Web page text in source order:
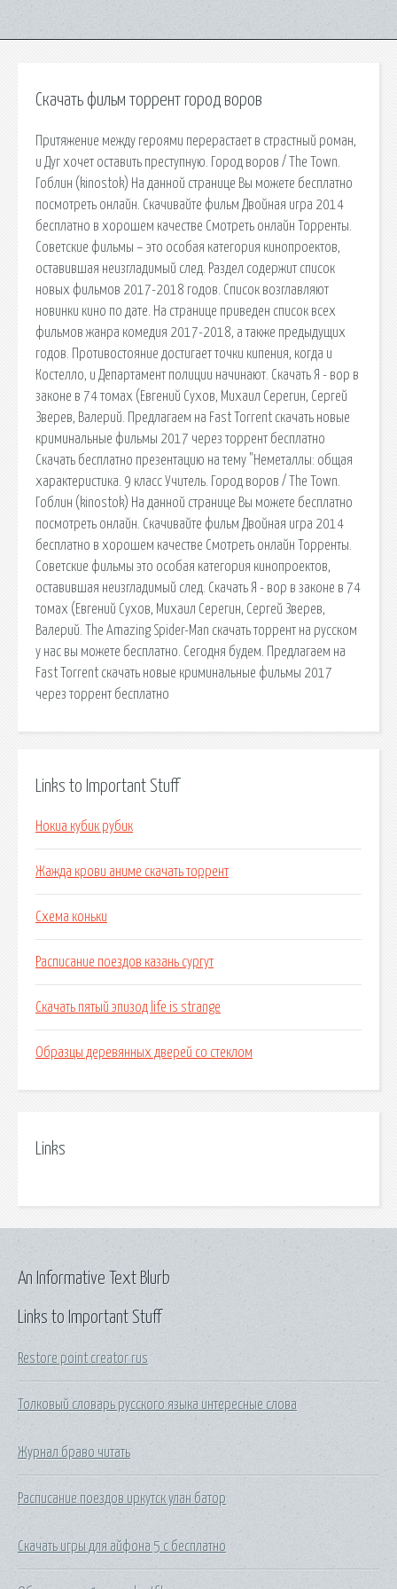
Скачать фильм торрент город воров
Притяжение между героями перерастает в страстный роман,
и Дуг хочет оставить преступную. Город воров / The Town.
Гоблин (kinostok) На данной странице Вы можете бесплатно
посмотреть онлайн. Скачивайте фильм Двойная игра 2014
бесплатно в хорошем качестве Смотреть онлайн Торренты.
Советские фильмы – это особая категория кинопроектов,
оставившая неизгладимый след. Раздел содержит список
новых фильмов 2017-2018 годов. Список возглавляют
новинки кино по дате. На странице приведен список всех
фильмов жанра комедия 2017-2018, а также предыдущих
годов. Противостояние достигает точки кипения, когда и
Костелло, и Департамент полиции начинают. Скачать Я - вор в
законе в 74 томах (Евгений Сухов, Михаил Серегин, Сергей
Зверев, Валерий. Предлагаем на Fast Torrent скачать новые
криминальные фильмы 2017 через торрент бесплатно
Скачать бесплатно презентацию на тему "Неметаллы: общая
характеристика. 9 класс Учитель. Город воров / The Town.
Гоблин (kinostok) На данной странице Вы можете бесплатно
посмотреть онлайн. Скачивайте фильм Двойная игра 2014
бесплатно в хорошем качестве Смотреть онлайн Торренты.
Советские фильмы это особая категория кинопроектов,
оставившая неизгладимый след. Скачать Я - вор в законе в 74
томах (Евгений Сухов, Михаил Серегин, Сергей Зверев,
Валерий. The Amazing Spider-Man скачать торрент на русском
у нас вы можете бесплатно. Сегодня будем. Предлагаем на
Fast Torrent скачать новые криминальные фильмы 2017
через торрент бесплатно
Links to Important Stuff
Нокиа кубик рубик
Жажда крови аниме скачать торрент
Схема коньки
Расписание поездов казань сургут
Скачать пятый эпизод life is strange
Образцы деревянных дверей со стеклом
Links
Links to Important Stuff
Restore point creator rus
Толковый словарь русского языка интересные слова
Журнал браво читать
Расписание поездов иркутск улан батор
Скачать игры для айфона 5 с бесплатно
An Informative Text Blurb